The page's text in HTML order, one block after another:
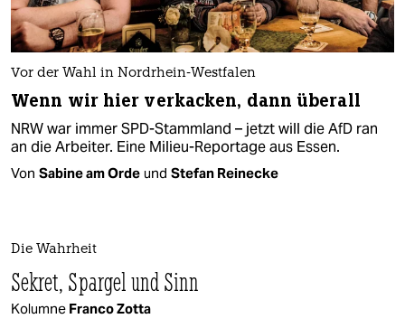
Vor der Wahl in Nordrhein-Westfalen
Wenn wir hier verkacken, dann überall
NRW war immer SPD-Stammland – jetzt will die AfD ran
an die Arbeiter. Eine Milieu-Reportage aus Essen.
Von Sabine am Orde und Stefan Reinecke
Die Wahrheit
Sekret, Spargel und Sinn
Kolumne Franco Zotta